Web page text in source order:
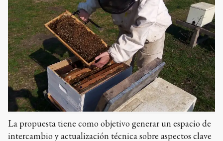
La propuesta tiene como objetivo generar un espacio de
intercambio y actualización técnica sobre aspectos clave